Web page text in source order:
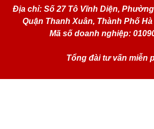
Địa chỉ: Số 27 Tô Vĩnh Diện,
Quận Thanh Xuân, Thành Phố Hà
Mã số doanh nghiệp:
Tổng đài tư vấn miễn